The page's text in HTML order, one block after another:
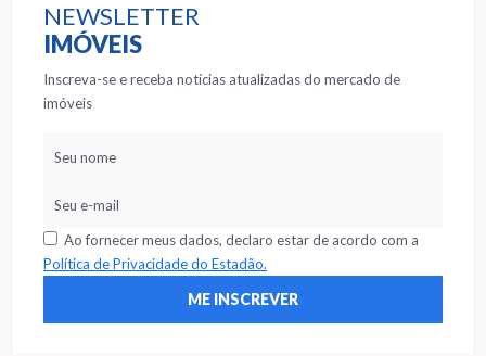
NEWSLETTER
IMÓVEIS
Inscreva-se e receba notícias atualizadas do mercado de
imóveis
Ao fornecer meus dados, declaro estar de acordo com a
Política de Privacidade do Estadão.